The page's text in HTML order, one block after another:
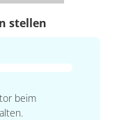
stellen
beim